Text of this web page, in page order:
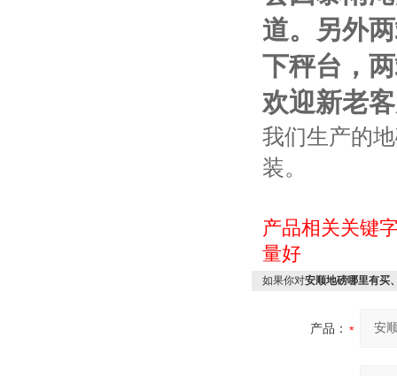
道。另外
下秤台，
欢迎新老
我们生产的
装。
产品相关关键
量好
如果你对安顺地磅哪里有买
产品：